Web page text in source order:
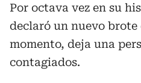
Por octava vez en su
declaró un nuevo brote
momento, deja una
contagiados.